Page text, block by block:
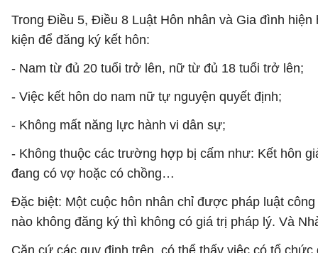
Trong Điều 5, Điều 8 Luật Hôn nhân và Gia đình
kiện để đăng ký kết hôn:
- Nam từ đủ 20 tuổi trở lên, nữ từ đủ 18 tuổi trở lên;
- Việc kết hôn do nam nữ tự nguyện quyết định;
- Không mất năng lực hành vi dân sự;
- Không thuộc các trường hợp bị cấm như: Kết hôn
đang có vợ hoặc có chồng…
Đặc biệt: Một cuộc hôn nhân chỉ được pháp luật
nào không đăng ký thì không có giá trị pháp lý. Và
Căn cứ các quy định trên, có thể thấy việc có tổ